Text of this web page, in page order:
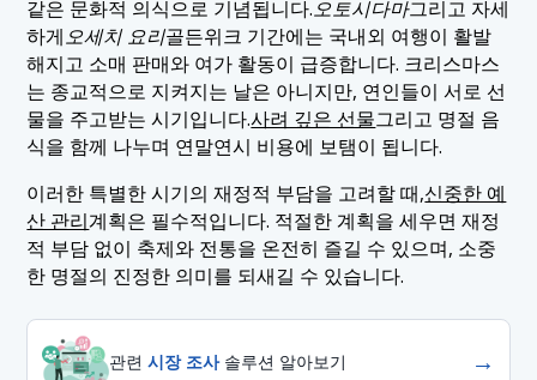
같은 문화적 의식으로 기념됩니다.오토시다마그리고 자세
하게오세치 요리골든위크 기간에는 국내외 여행이 활발
해지고 소매 판매와 여가 활동이 급증합니다. 크리스마스
는 종교적으로 지켜지는 날은 아니지만, 연인들이 서로 선
물을 주고받는 시기입니다.사려 깊은 선물그리고 명절 음
식을 함께 나누며 연말연시 비용에 보탬이 됩니다.
이러한 특별한 시기의 재정적 부담을 고려할 때,신중한 예
산 관리계획은 필수적입니다. 적절한 계획을 세우면 재정
적 부담 없이 축제와 전통을 온전히 즐길 수 있으며, 소중
한 명절의 진정한 의미를 되새길 수 있습니다.
관련시장 조사솔루션 알아보기 →